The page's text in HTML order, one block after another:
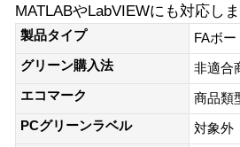
MATLABやLabVIEWにも対応し
製品タイプ
FAボ
グリーン購入法
非適合
エコマーク
商品類
PCグリーンラベル
対象外